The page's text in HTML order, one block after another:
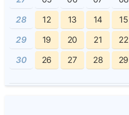
28 12 13 14 15
29 19 20 21 22
30 26 27 28 29